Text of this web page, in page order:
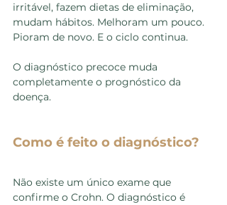
irritável, fazem dietas de eliminação,
mudam hábitos. Melhoram um pouco.
Pioram de novo. E o ciclo continua.
O diagnóstico precoce muda
completamente o prognóstico da
doença.
Como é feito o diagnóstico?
Não existe um único exame que
confirme o Crohn. O diagnóstico é